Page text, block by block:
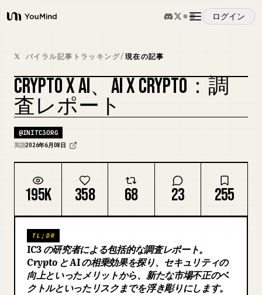
YouMind
ログイン
概要
ユースケース
スキル
プロンプト
料金
ダウンロード
ブログ
𝕏 バイラル記事トラッキング/現在の記事
CRYPTO X AI、AI X CRYPTO：調
査レポート
@INITC3ORG
英語2026年6月08日
195K 358 68 23 255
TL;DR
IC3 の研究者による包括的な調査レポート。
Crypto と AI の相乗効果を探り、セキュリティの
向上といったメリットから、新たな市場不正のベ
クトルといったリスクまでを浮き彫りにします。